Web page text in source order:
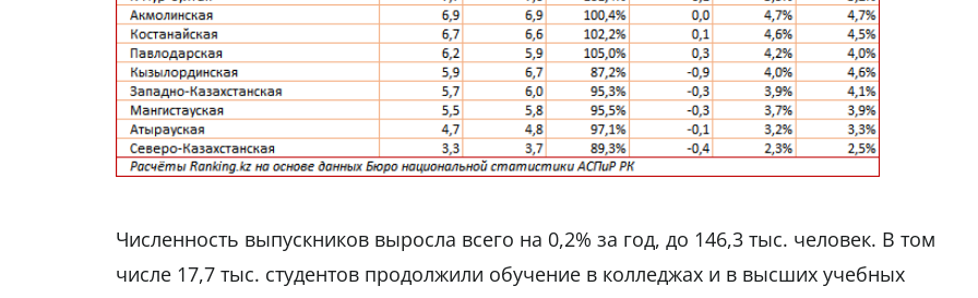
Численность выпускников выросла всего на 0,2% за год, до 146,3 тыс. человек. В том
числе 17,7 тыс. студентов продолжили обучение в колледжах и в высших учебных